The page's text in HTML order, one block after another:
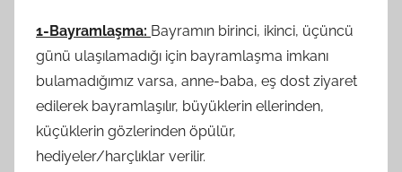
1-Bayramlaşma: Bayramın birinci, ikinci, üçüncü
günü ulaşılamadığı için bayramlaşma imkanı
bulamadığımız varsa, anne-baba, eş dost ziyaret
edilerek bayramlaşılır, büyüklerin ellerinden,
küçüklerin gözlerinden öpülür,
hediyeler/harçlıklar verilir.